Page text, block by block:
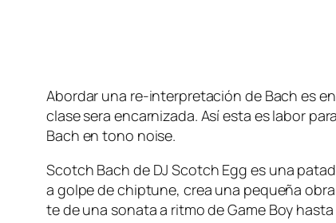
Abordar una re-interpretación de Bach es
cla­se se­ra en­car­ni­za­da. Así es­ta es la­bor
Bach en tono noise.
Scotch Bach de DJ Scotch Egg es una
a gol­pe de chip­tu­ne, crea una pe­que­ña
te de una so­na­ta a rit­mo de Game Boy